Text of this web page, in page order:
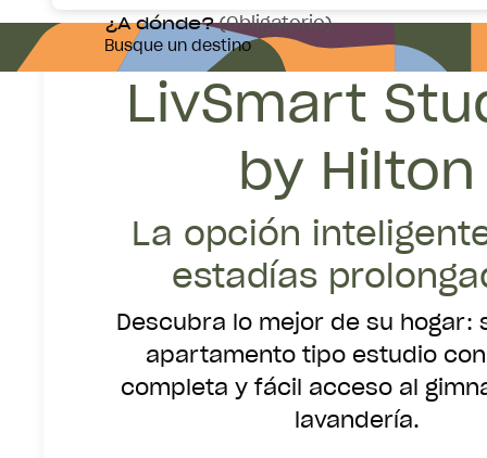
¿A dónde? (Obligatorio)
Busque un destino
LivSmart
by Hilton
La opción
estadías
Descubra lo mejor de su hogar:
apartamento tipo estudio
completa y fácil acceso al
lavandería.